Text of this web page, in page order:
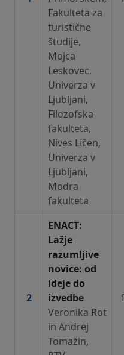
Fakulteta za
turistične
študije,
Mojca
Leskovec,
Univerza v
Ljubljani,
Filozofska
fakulteta,
Nives Ličen,
Univerza v
Ljubljani,
Modra
fakulteta
2
ENACT:
Lažje
razumljive
novice: od
ideje do
izvedbe
Veronika Rot
in Andrej
Tomažin,